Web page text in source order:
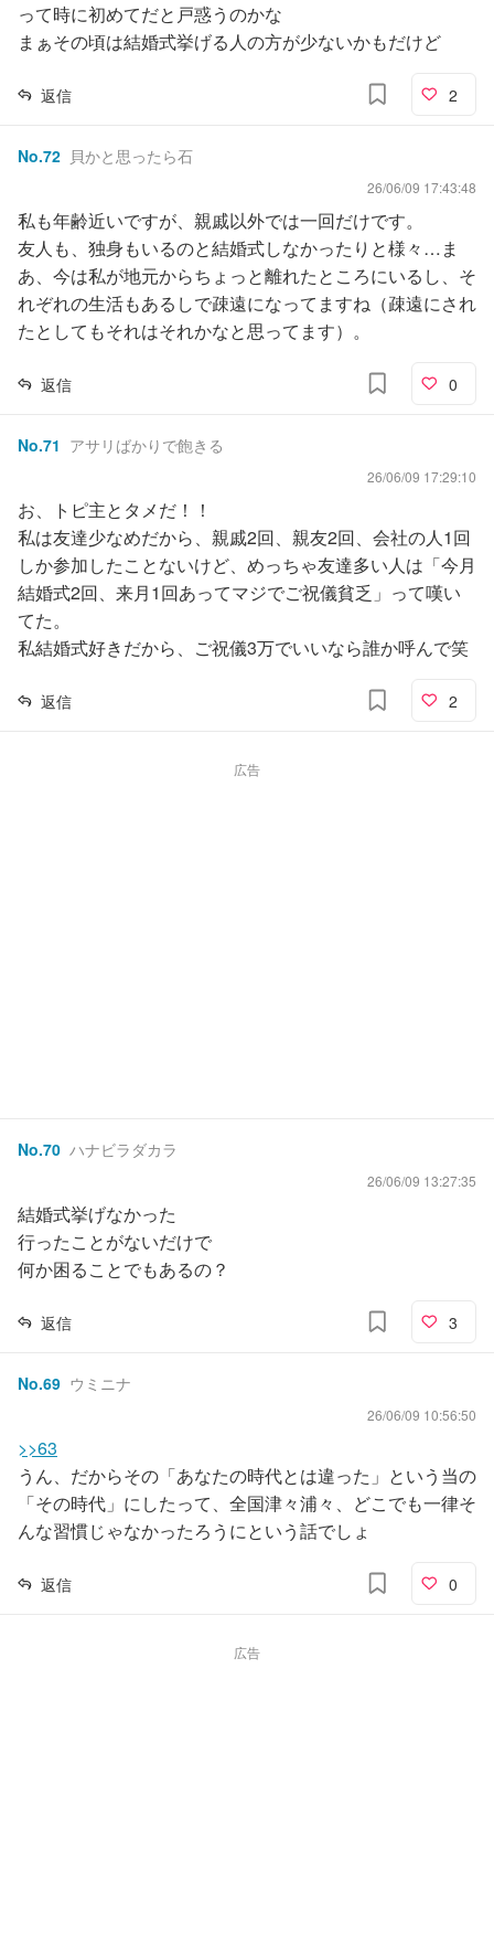
って時に初めてだと戸惑うのかな
まぁその頃は結婚式挙げる人の方が少ないかもだけど
返信 2
No.72 貝かと思ったら石
26/06/09 17:43:48
私も年齢近いですが、親戚以外では一回だけです。
友人も、独身もいるのと結婚式しなかったりと様々…ま
あ、今は私が地元からちょっと離れたところにいるし、そ
れぞれの生活もあるしで疎遠になってますね（疎遠にされ
たとしてもそれはそれかなと思ってます）。
返信 0
No.71 アサリばかりで飽きる
26/06/09 17:29:10
お、トピ主とタメだ！！
私は友達少なめだから、親戚2回、親友2回、会社の人1回
しか参加したことないけど、めっちゃ友達多い人は「今月
結婚式2回、来月1回あってマジでご祝儀貧乏」って嘆い
てた。
私結婚式好きだから、ご祝儀3万でいいなら誰か呼んで笑
返信 2
広告
No.70 ハナビラダカラ
26/06/09 13:27:35
結婚式挙げなかった
行ったことがないだけで
何か困ることでもあるの？
返信 3
No.69 ウミニナ
26/06/09 10:56:50
>>63
うん、だからその「あなたの時代とは違った」という当の
「その時代」にしたって、全国津々浦々、どこでも一律そ
んな習慣じゃなかったろうにという話でしょ
返信 0
広告